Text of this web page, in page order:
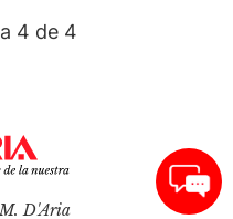
4 de 4
D'Aria